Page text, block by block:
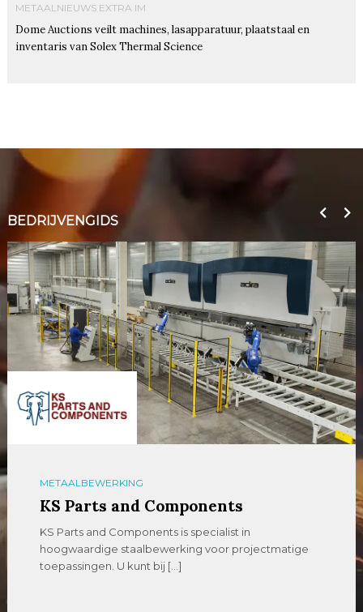
METAALNIEUWS EXTRA IM
Dome Auctions veilt machines, lasapparatuur, plaatstaal en
inventaris van Solex Thermal Science
BEDRIJVENGIDS
METAALBEWERKING
KS Parts and Components
KS Parts and Components is specialist in
hoogwaardige staalbewerking voor projectmatige
toepassingen. U kunt bij […]